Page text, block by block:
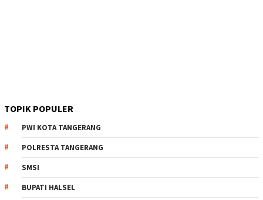
TOPIK POPULER
PWI KOTA TANGERANG
POLRESTA TANGERANG
SMSI
BUPATI HALSEL